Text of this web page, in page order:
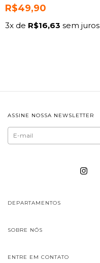
R$49,90
3x de R$16,63 sem juros
ASSINE NOSSA NEWSLETTER
DEPARTAMENTOS
SOBRE NÓS
ENTRE EM CONTATO